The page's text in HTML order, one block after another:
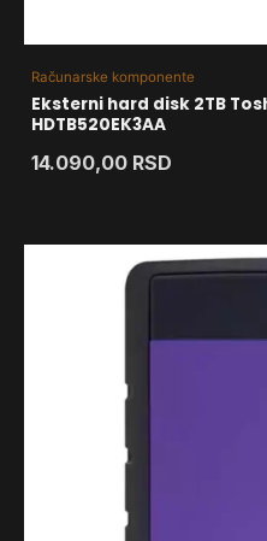
Računarske komponente
Eksterni hard disk 2TB
HDTB520EK3AA
14.090,00 RSD